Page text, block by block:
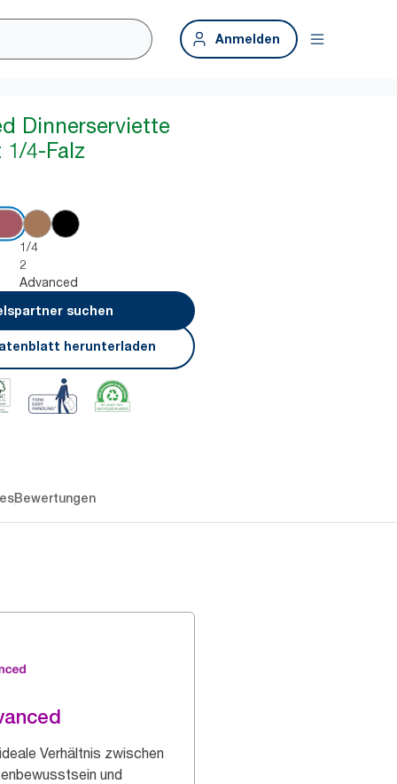
Anmelden
Dinnerserviette
1/4-Falz
1/4
2
Advanced
suchen
herunterladen
Bewertungen
Verhältnis zwischen
und